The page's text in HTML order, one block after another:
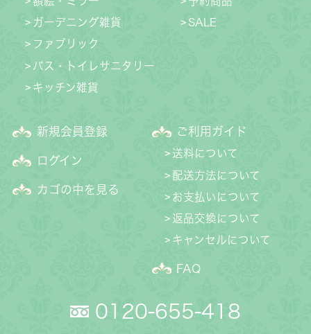
ガーデニング雑貨
ファブリック
バス・トイレサニタリー
キッチン雑貨
SALE
新規会員登録
ログイン
カゴの中を見る
ご利用ガイド
送料について
配送方法について
お支払いについて
返品交換について
キャンセルについて
FAQ
0120-655-418